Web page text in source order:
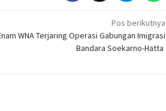
Pos berikutnya
WNA Terjaring Operasi Gabungan Imigrasi
Bandara Soekarno-Hatta